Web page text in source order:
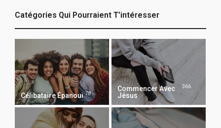
Catégories Qui Pourraient T’intéresser
Célibataire Épanoui 78
Commencer Avec
Jésus
366